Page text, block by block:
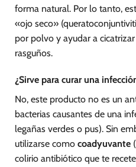
forma natural. Por lo tanto,
«ojo seco»
por polvo y ayudar a
rasguños.
¿Sirve para curar una
No, este producto no es un
bacterias causantes de una
legañas verdes o pus). Sin
utilizarse como coadyuvante
colirio antibiótico que te